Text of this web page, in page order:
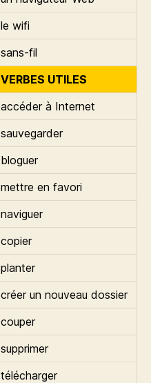
le wifi
sans-fil
VERBES UTILES
accéder à Internet
sauvegarder
bloguer
mettre en favori
naviguer
copier
planter
créer un nouveau dossier
couper
supprimer
télécharger